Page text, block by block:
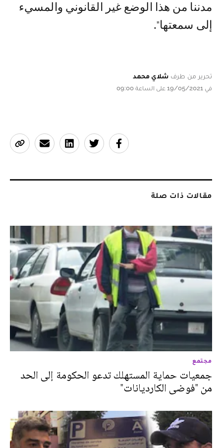
مدننا من هذا الوضع غير القانوني والمسيء
إلى سمعتها".
تحرير من طرف شلاي محمد
في 19/05/2021 على الساعة 09:00
مقالات ذات صلة
مجتمع
جمعيات حماية المستهلك تدعو الحكومة إلى الحد
من "فوضى الكارديانات"